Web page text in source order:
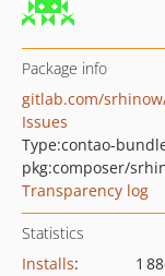
Package info
gitlab.com/
Issues
Type:contao-
pkg:composer/
Transparency log
Statistics
Installs:
1